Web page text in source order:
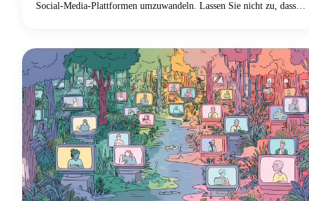
Social-Media-Plattformen umzuwandeln. Lassen Sie nicht zu, dass
Updates wiederverwenden, um die Reichweite zu erhöhen und unsere
Investitionen in das Content-Marketing zu maximieren. Dieser
Ansatz kann Ihren Aufwand bei der Erstellung von Inhalten
reduzieren und gleichzeitig die Reichweite Ihrer Zielgruppe auf
mehreren Kanälen drastisch erhöhen.